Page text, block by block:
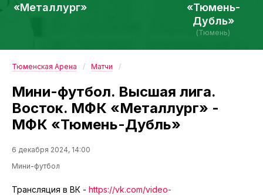
«Металлург»
«Тюмень-
Дубль»
(Тюмень)
Тюменская Арена Матчи
Мини-футбол. Высшая лига.
Восток. МФК «Металлург» -
МФК «Тюмень-Дубль»
6 декабря 2024, 14:00
Мини-футбол
Трансляция в ВК - https://vk.com/video-